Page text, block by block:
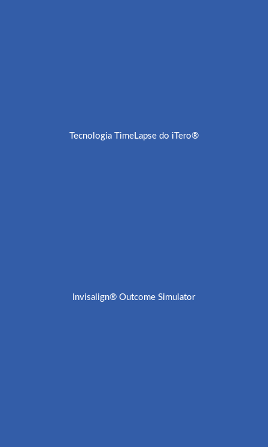
Tecnologia TimeLapse do iTero®
Invisalign® Outcome Simulator